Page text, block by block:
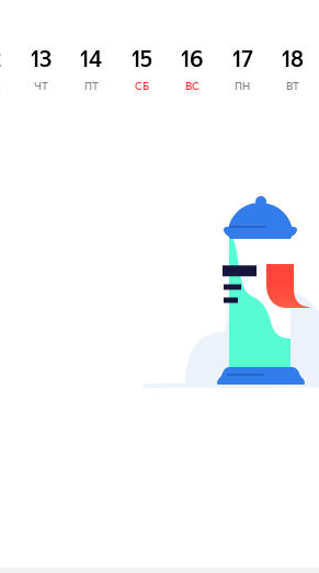
13
ЧТ
14
ПТ
15
СБ
16
ВС
17
ПН
18
ВТ